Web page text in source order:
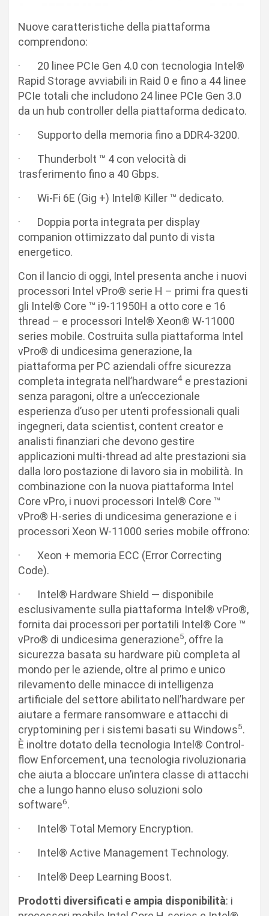
Nuove caratteristiche della piattaforma
comprendono:
· 20 linee PCIe Gen 4.0 con tecnologia Intel®
Rapid Storage avviabili in Raid 0 e fino a 44 linee
PCIe totali che includono 24 linee PCIe Gen 3.0
da un hub controller della piattaforma dedicato.
· Supporto della memoria fino a DDR4-3200.
· Thunderbolt ™ 4 con velocità di
trasferimento fino a 40 Gbps.
· Wi-Fi 6E (Gig +) Intel® Killer ™ dedicato.
· Doppia porta integrata per display
companion ottimizzato dal punto di vista
energetico.
Con il lancio di oggi, Intel presenta anche i nuovi
processori Intel vPro® serie H – primi fra questi
gli Intel® Core ™ i9-11950H a otto core e 16
thread – e processori Intel® Xeon® W-11000
series mobile. Costruita sulla piattaforma Intel
vPro® di undicesima generazione, la
piattaforma per PC aziendali offre sicurezza
completa integrata nell’hardware4 e prestazioni
senza paragoni, oltre a un’eccezionale
esperienza d’uso per utenti professionali quali
ingegneri, data scientist, content creator e
analisti finanziari che devono gestire
applicazioni multi-thread ad alte prestazioni sia
dalla loro postazione di lavoro sia in mobilità. In
combinazione con la nuova piattaforma Intel
Core vPro, i nuovi processori Intel® Core ™
vPro® H-series di undicesima generazione e i
processori Xeon W-11000 series mobile offrono:
· Xeon + memoria ECC (Error Correcting
Code).
· Intel® Hardware Shield — disponibile
esclusivamente sulla piattaforma Intel® vPro®,
fornita dai processori per portatili Intel® Core ™
vPro® di undicesima generazione5, offre la
sicurezza basata su hardware più completa al
mondo per le aziende, oltre al primo e unico
rilevamento delle minacce di intelligenza
artificiale del settore abilitato nell’hardware per
aiutare a fermare ransomware e attacchi di
cryptomining per i sistemi basati su Windows5.
È inoltre dotato della tecnologia Intel® Control-
flow Enforcement, una tecnologia rivoluzionaria
che aiuta a bloccare un’intera classe di attacchi
che a lungo hanno eluso soluzioni solo
software6.
· Intel® Total Memory Encryption.
· Intel® Active Management Technology.
· Intel® Deep Learning Boost.
Prodotti diversificati e ampia disponibilità: i